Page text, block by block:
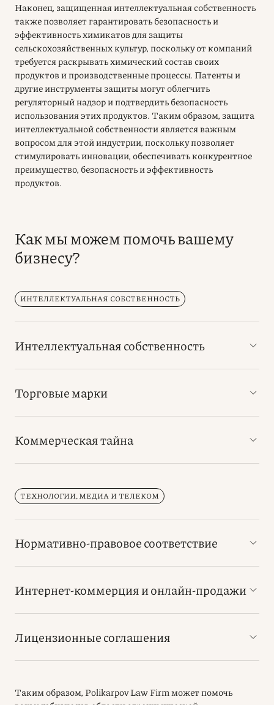
Наконец, защищенная интеллектуальная собственность
также позволяет гарантировать безопасность и
эффективность химикатов для защиты
сельскохозяйственных культур, поскольку от компаний
требуется раскрывать химический состав своих
продуктов и производственные процессы. Патенты и
другие инструменты защиты могут облегчить
регуляторный надзор и подтвердить безопасность
использования этих продуктов. Таким образом, защита
интеллектуальной собственности является важным
вопросом для этой индустрии, поскольку позволяет
стимулировать инновации, обеспечивать конкурентное
преимущество, безопасность и эффективность
продуктов.
Как мы можем помочь вашему
бизнесу?
ИНТЕЛЛЕКТУАЛЬНАЯ СОБСТВЕННОСТЬ
Интеллектуальная собственность
Торговые марки
Коммерческая тайна
ТЕХНОЛОГИИ, МЕДИА И ТЕЛЕКОМ
Нормативно-правовое соответствие
Интернет-коммерция и онлайн-продажи
Лицензионные соглашения
Таким образом, Polikarpov Law Firm может помочь